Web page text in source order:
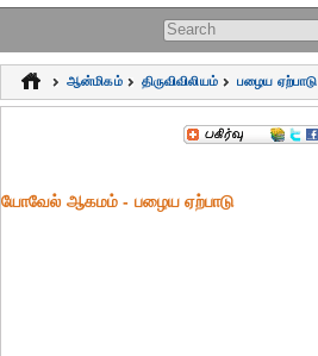
பொதுஅறிவு
கல்வி
ஆன்மிகம்
மருத்துவம்
Search form
ஆன்மிகம் திருவிவிலியம் பழைய ஏற்பாடு
யோவேல் ஆகமம் - பழைய ஏற்பாடு